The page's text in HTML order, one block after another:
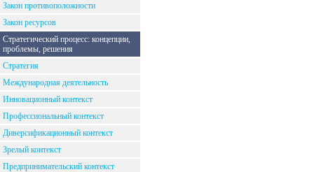
Закон противоположности
Закон ресурсов
Стратегический процесс: концепции,
проблемы, решения
Стратегия
Международная деятельность
Инновационный контекст
Профессиональный контекст
Диверсификационный контекст
Зрелый контекст
Предпринимательский контекст